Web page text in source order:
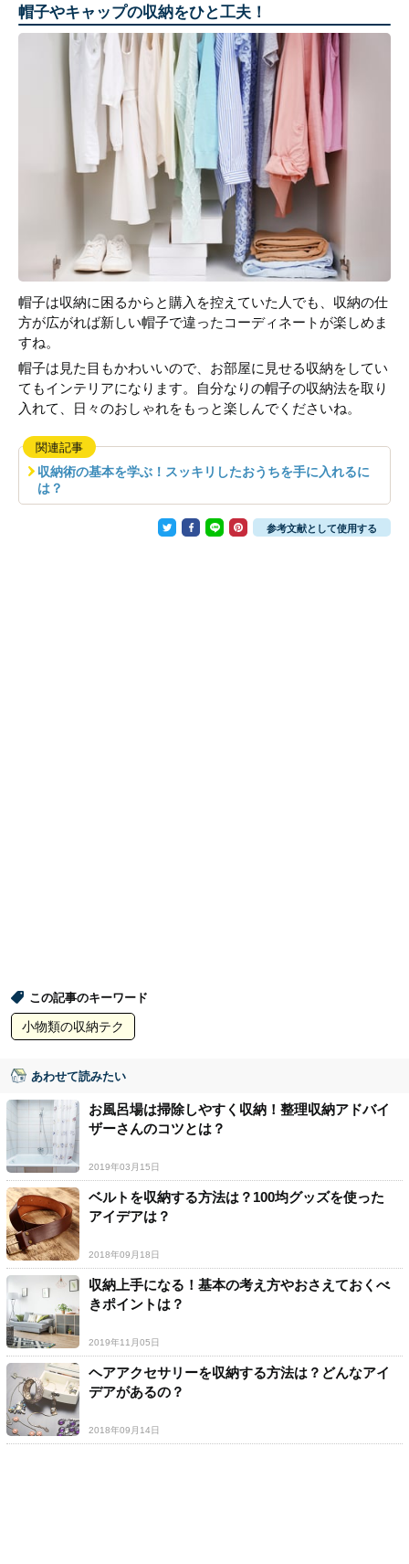
帽子やキャップの収納をひと工夫！
帽子は収納に困るからと購入を控えていた人でも、収納の仕
方が広がれば新しい帽子で違ったコーディネートが楽しめま
すね。
帽子は見た目もかわいいので、お部屋に見せる収納をしてい
てもインテリアになります。自分なりの帽子の収納法を取り
入れて、日々のおしゃれをもっと楽しんでくださいね。
関連記事
収納術の基本を学ぶ！スッキリしたおうちを手に入れるに
は？
参考文献として使用する
この記事のキーワード
小物類の収納テク
あわせて読みたい
お風呂場は掃除しやすく収納！整理収納アドバイ
ザーさんのコツとは？
2019年03月15日
ベルトを収納する方法は？100均グッズを使った
アイデアは？
2018年09月18日
収納上手になる！基本の考え方やおさえておくべ
きポイントは？
2019年11月05日
ヘアアクセサリーを収納する方法は？どんなアイ
デアがあるの？
2018年09月14日